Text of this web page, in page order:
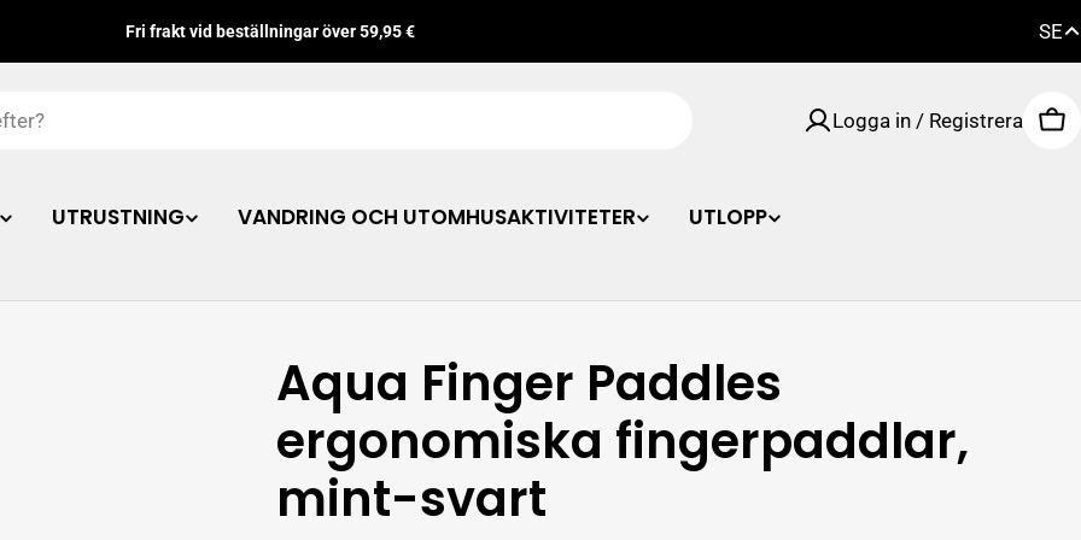
Fri frakt vid beställningar över 59,95 €
SE
EN
Logga in / Registrera
UTRUSTNING VANDRING OCH UTOMHUSAKTIVITETER
UTLOPP
Aqua Finger Paddles
ergonomiska fingerpaddlar,
mint-svart